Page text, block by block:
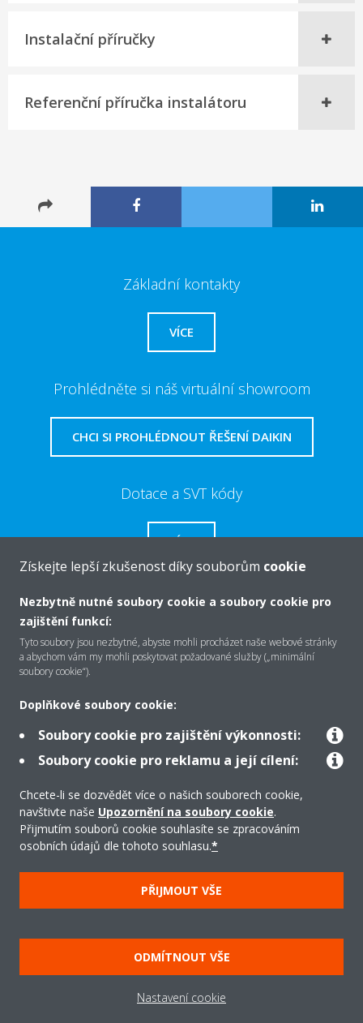
Instalační příručky
Referenční příručka instalátoru
Základní kontakty
VÍCE
Prohlédněte si náš virtuální showroom
CHCI SI PROHLÉDNOUT ŘEŠENÍ DAIKIN
Dotace a SVT kódy
VÍCE
O společnosti Daikin
Řešení
Podpora
Produkty
Copyright © Daikin
Právní upozornění/Imprint
Oznámení o používání souborů cookie
Směrnice o ochraně údajů
Firemní etika
Všeobecné obchodní podmínky
Získejte lepší zkušenost díky souborům cookie
Nezbytně nutné soubory cookie a soubory cookie pro
zajištění funkcí:
Tyto soubory jsou nezbytné, abyste mohli procházet naše webové stránky
a abychom vám my mohli poskytovat požadované služby („minimální
soubory cookie“).
Doplňkové soubory cookie:
Soubory cookie pro zajištění výkonnosti:
Soubory cookie pro reklamu a její cílení:
Chcete-li se dozvědět více o našich souborech cookie,
navštivte naše Upozornění na soubory cookie.
Přijmutím souborů cookie souhlasíte se zpracováním
osobních údajů dle tohoto souhlasu.*
PŘIJMOUT VŠE
ODMÍTNOUT VŠE
Nastavení cookie